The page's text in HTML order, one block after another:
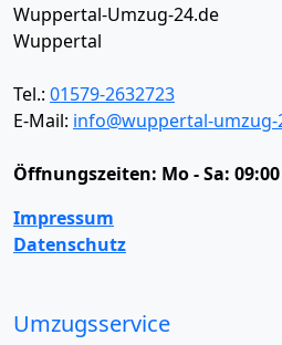
Wuppertal-Umzug-24.de
Wuppertal
Tel.: 01579-2632723
E-Mail: info@wuppertal-umzug-
Öffnungszeiten: Mo - Sa:
Impressum
Datenschutz
Umzugsservice